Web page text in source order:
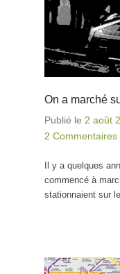
On a marché
Publié le 2 août
2 Commentaires
Il y a quelques
commencé à
stationnaient sur